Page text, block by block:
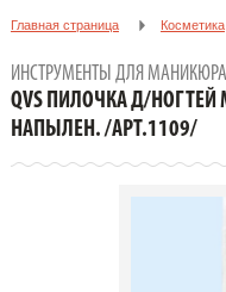
Главная страница Косметика
QVS ПИЛОЧКА Д/НОГТЕЙ
НАПЫЛЕН. /АРТ.1109/
ИНСТРУМЕНТЫ ДЛЯ
QVS ПИЛОЧКА Д/НОГТЕЙ
НАПЫЛЕН. /АРТ.1109/